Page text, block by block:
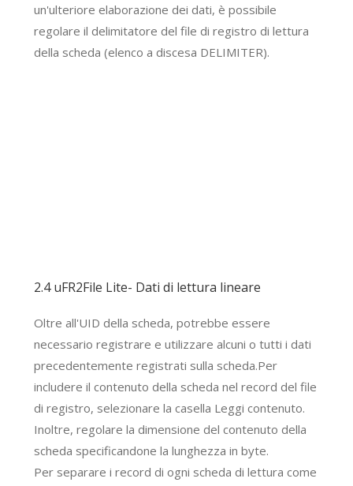
un'ulteriore elaborazione dei dati, è possibile
regolare il delimitatore del file di registro di lettura
della scheda (elenco a discesa DELIMITER).
2.4 uFR2File Lite- Dati di lettura lineare
Oltre all'UID della scheda, potrebbe essere
necessario registrare e utilizzare alcuni o tutti i dati
precedentemente registrati sulla scheda.Per
includere il contenuto della scheda nel record del file
di registro, selezionare la casella Leggi contenuto.
Inoltre, regolare la dimensione del contenuto della
scheda specificandone la lunghezza in byte.
Per separare i record di ogni scheda di lettura come